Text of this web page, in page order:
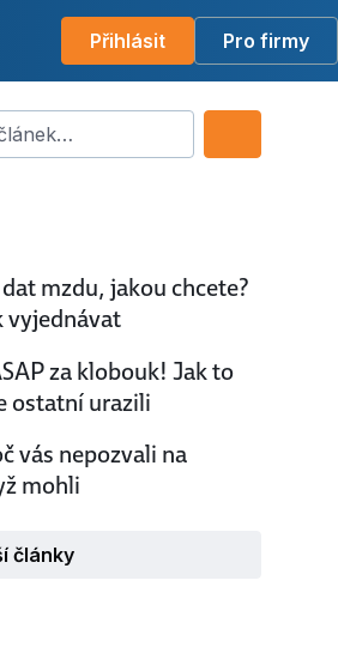
Přihlásit Pro firmy
mzdu, jakou chcete?
vyjednávat
za klobouk! Jak to
ostatní urazili
vás nepozvali na
mohli
články